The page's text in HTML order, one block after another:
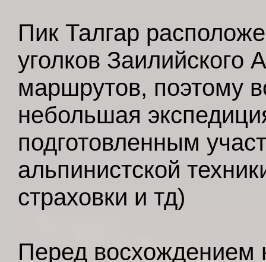
Пик Талгар
уголков Заилийского
маршрутов, поэтому
небольшая
подготовленным
альпинистской
страховки и тд)
Перед восхождением